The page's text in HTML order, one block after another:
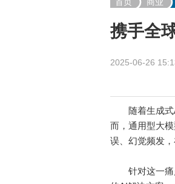
携手全
2025-06-26
随着生成式AI
而，通用型大
误、幻觉频发
针对这一痛点